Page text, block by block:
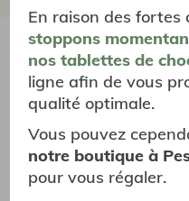
vous
En raison des fortes
stoppons
nos tablettes de
ligne afin de vous
qualité optimale.
Vous pouvez
notre boutique à
pour vous régaler.